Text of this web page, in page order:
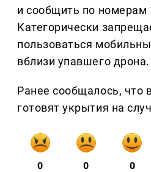
и сообщить по номерам
Категорически
пользоваться
вблизи упавшего дрона.
Ранее сообщалось, что
готовят укрытия на
0 0 0